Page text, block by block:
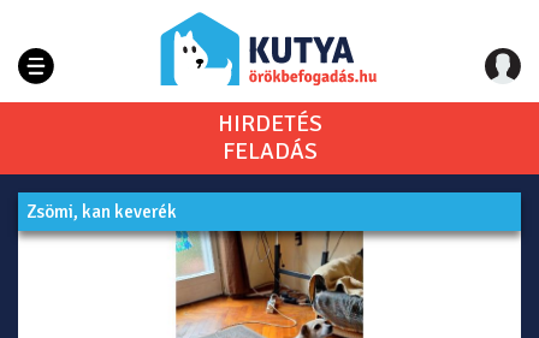
HIRDETÉS
FELADÁS
Zsömi, kan keverék